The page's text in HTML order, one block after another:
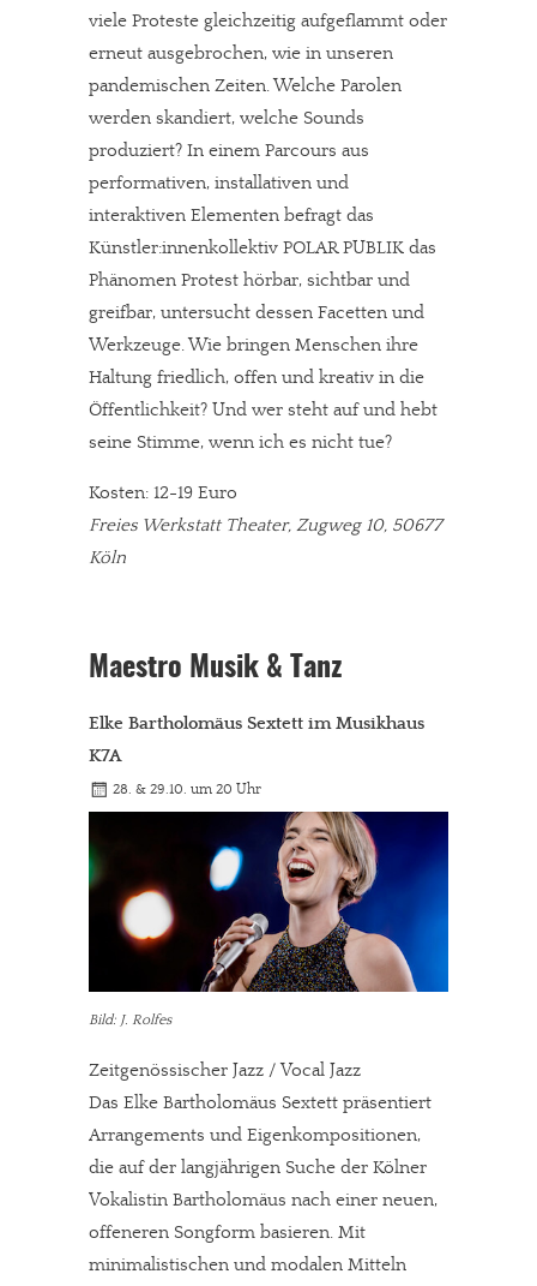
viele Proteste gleichzeitig aufgeflammt oder
erneut ausgebrochen, wie in unseren
pandemischen Zeiten. Welche Parolen
werden skandiert, welche Sounds
produziert? In einem Parcours aus
performativen, installativen und
interaktiven Elementen befragt das
Künstler:innenkollektiv POLAR PUBLIK das
Phänomen Protest hörbar, sichtbar und
greifbar, untersucht dessen Facetten und
Werkzeuge. Wie bringen Menschen ihre
Haltung friedlich, offen und kreativ in die
Öffentlichkeit? Und wer steht auf und hebt
seine Stimme, wenn ich es nicht tue?
Kosten: 12-19 Euro
Freies Werkstatt Theater, Zugweg 10, 50677
Köln
Maestro Musik & Tanz
Elke Bartholomäus Sextett im Musikhaus
K7A
28. & 29.10. um 20 Uhr
Bild: J. Rolfes
Zeitgenössischer Jazz / Vocal Jazz
Das Elke Bartholomäus Sextett präsentiert
Arrangements und Eigenkompositionen,
die auf der langjährigen Suche der Kölner
Vokalistin Bartholomäus nach einer neuen,
offeneren Songform basieren. Mit
minimalistischen und modalen Mitteln